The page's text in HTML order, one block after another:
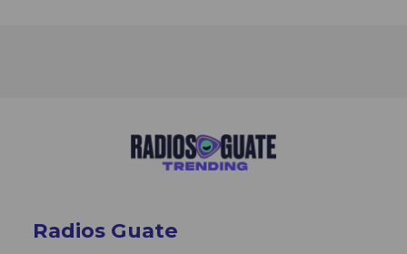
Radios Guate